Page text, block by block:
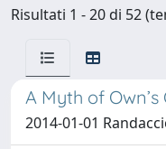
Risultati 1 - 20 di 52
A Myth of
2014-01-01